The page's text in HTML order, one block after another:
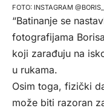
INSTAGRAM
“Batinanje se
fotografijama
koji zarađuju na
u rukama.
Osim toga, fizički
može biti razoran